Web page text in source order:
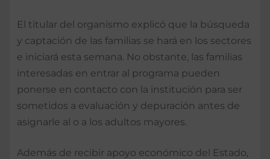
El titular del organismo explicó que la búsqueda
y captación de las familias se hará en los sectores
e iniciará esta semana. No obstante, las familias
interesadas en entrar al programa pueden
ponerse en contacto con la institución para ser
sometidos a evaluación y depuración antes de
asignarle al o a los adultos mayores.
Además de recibir apoyo económico del Estado,